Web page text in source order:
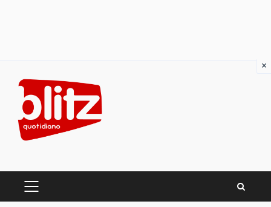
content
PRIMARY
×